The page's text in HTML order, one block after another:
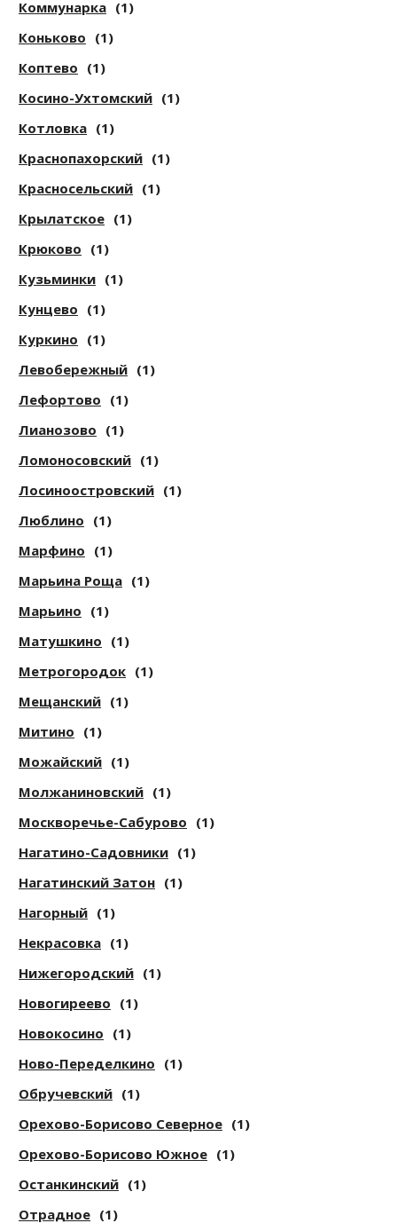
Коммунарка (1)
Коньково (1)
Коптево (1)
Косино-Ухтомский (1)
Котловка (1)
Краснопахорский (1)
Красносельский (1)
Крылатское (1)
Крюково (1)
Кузьминки (1)
Кунцево (1)
Куркино (1)
Левобережный (1)
Лефортово (1)
Лианозово (1)
Ломоносовский (1)
Лосиноостровский (1)
Люблино (1)
Марфино (1)
Марьина Роща (1)
Марьино (1)
Матушкино (1)
Метрогородок (1)
Мещанский (1)
Митино (1)
Можайский (1)
Молжаниновский (1)
Москворечье-Сабурово (1)
Нагатино-Садовники (1)
Нагатинский Затон (1)
Нагорный (1)
Некрасовка (1)
Нижегородский (1)
Новогиреево (1)
Новокосино (1)
Ново-Переделкино (1)
Обручевский (1)
Орехово-Борисово Северное (1)
Орехово-Борисово Южное (1)
Останкинский (1)
Отрадное (1)